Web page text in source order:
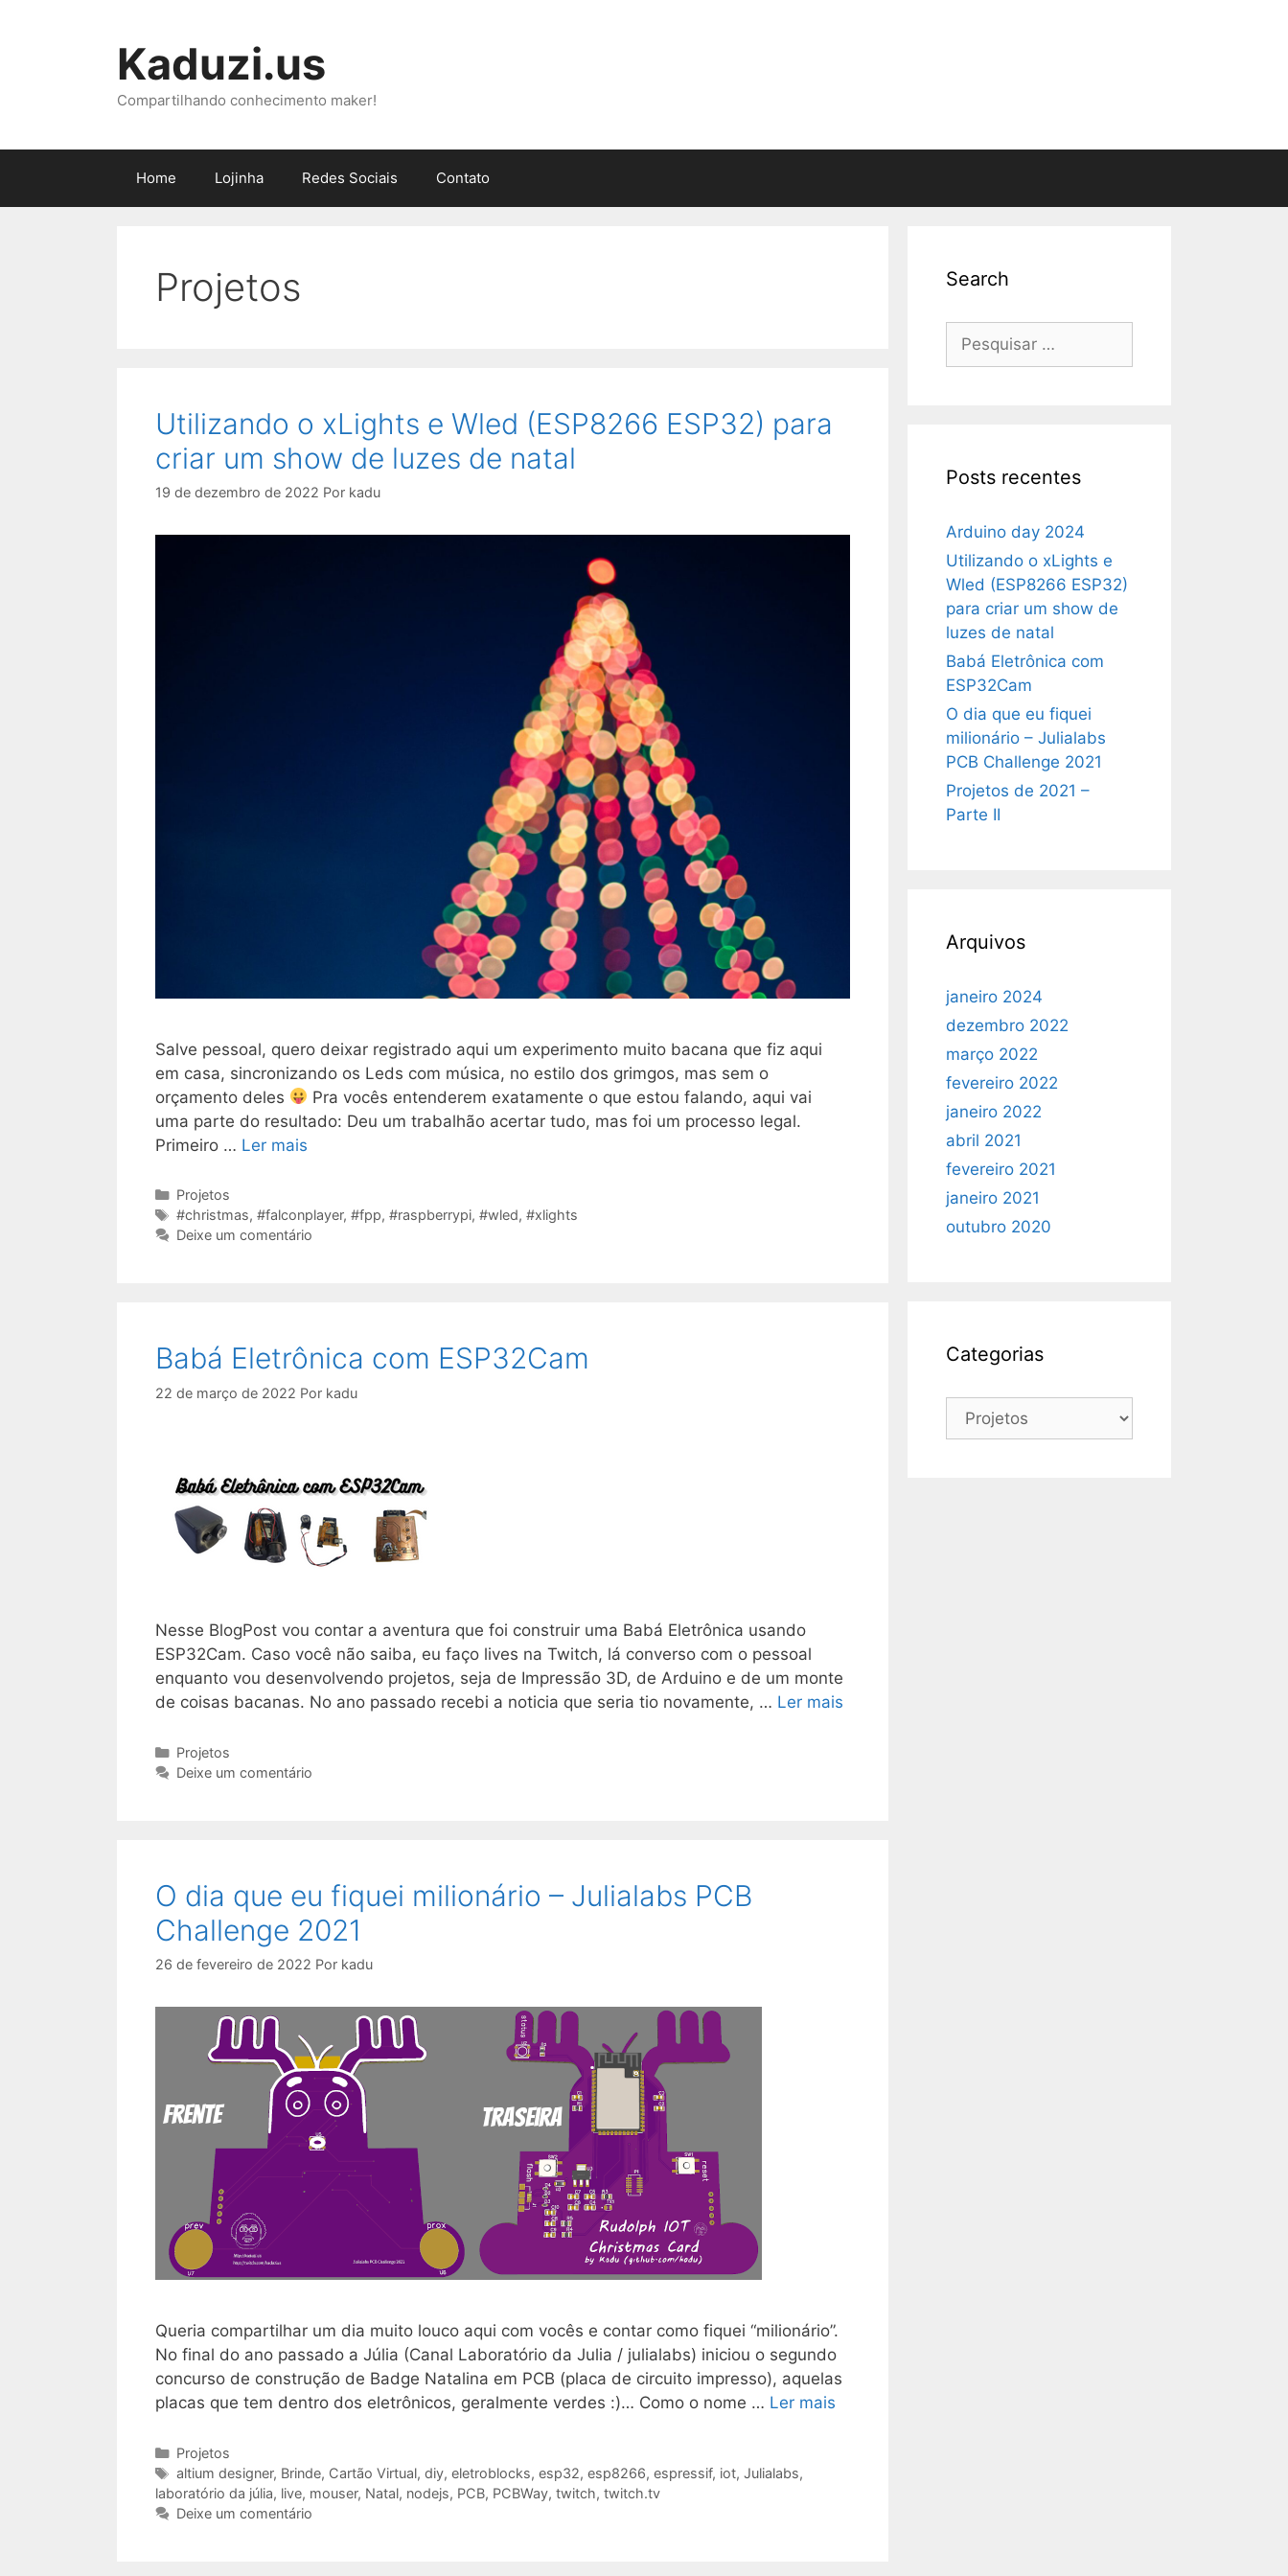
Kaduzi.us
Compartilhando conhecimento maker!
Home Lojinha Redes Sociais Contato
Projetos
Utilizando o xLights e Wled (ESP8266 ESP32) para
criar um show de luzes de natal
19 de dezembro de 2022 Por kadu
Salve pessoal, quero deixar registrado aqui um experimento muito bacana que fiz aqui
em casa, sincronizando os Leds com música, no estilo dos grimgos, mas sem o
orçamento deles
Pra vocês entenderem exatamente o que estou falando, aqui vai
uma parte do resultado: Deu um trabalhão acertar tudo, mas foi um processo legal.
Primeiro … Ler mais
Categorias
Projetos
Tags
#christmas, #falconplayer, #fpp, #raspberrypi, #wled, #xlights
Deixe um comentário
Babá Eletrônica com ESP32Cam
22 de março de 2022 Por kadu
Nesse BlogPost vou contar a aventura que foi construir uma Babá Eletrônica usando
ESP32Cam. Caso você não saiba, eu faço lives na Twitch, lá converso com o pessoal
enquanto vou desenvolvendo projetos, seja de Impressão 3D, de Arduino e de um monte
de coisas bacanas. No ano passado recebi a noticia que seria tio novamente, … Ler mais
Categorias
Projetos
Deixe um comentário
O dia que eu fiquei milionário – Julialabs PCB
Challenge 2021
26 de fevereiro de 2022 Por kadu
Queria compartilhar um dia muito louco aqui com vocês e contar como fiquei “milionário”.
No final do ano passado a Júlia (Canal Laboratório da Julia / julialabs) iniciou o segundo
concurso de construção de Badge Natalina em PCB (placa de circuito impresso), aquelas
placas que tem dentro dos eletrônicos, geralmente verdes :)… Como o nome … Ler mais
Categorias
Projetos
Tags
altium designer, Brinde, Cartão Virtual, diy, eletroblocks, esp32, esp8266, espressif, iot, Julialabs,
laboratório da júlia, live, mouser, Natal, nodejs, PCB, PCBWay, twitch, twitch.tv
Deixe um comentário
Search
Pesquisar
Posts recentes
Arduino day 2024
Utilizando o xLights e
Wled (ESP8266 ESP32)
para criar um show de
luzes de natal
Babá Eletrônica com
ESP32Cam
O dia que eu fiquei
milionário – Julialabs
PCB Challenge 2021
Projetos de 2021 –
Parte II
Arquivos
janeiro 2024
dezembro 2022
março 2022
fevereiro 2022
janeiro 2022
abril 2021
fevereiro 2021
janeiro 2021
outubro 2020
Categorias
Categorias